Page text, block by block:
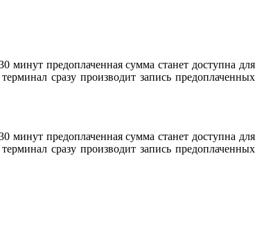
минут предоплаченная сумма станет доступна для
сразу производит запись предоплаченных
минут предоплаченная сумма станет доступна для
сразу производит запись предоплаченных